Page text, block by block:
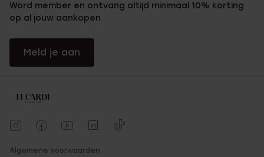
Word member en ontvang altijd minimaal 10% korting
op al jouw aankopen
Meld je aan
Algemene voorwaarden